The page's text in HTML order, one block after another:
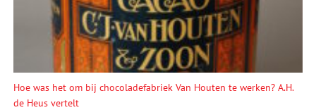
Hoe was het om bij chocoladefabriek Van Houten te werken? A.H.
de Heus vertelt